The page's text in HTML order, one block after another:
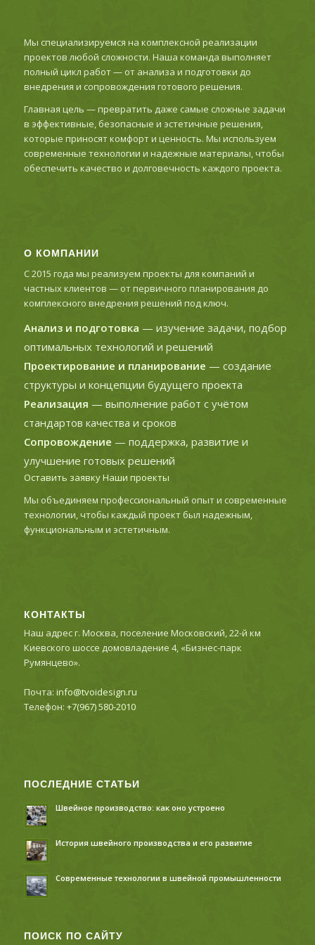
Мы специализируемся на комплексной реализации
проектов любой сложности. Наша команда выполняет
полный цикл работ — от анализа и подготовки до
внедрения и сопровождения готового решения.
Главная цель — превратить даже самые сложные задачи
в эффективные, безопасные и эстетичные решения,
которые приносят комфорт и ценность. Мы используем
современные технологии и надежные материалы, чтобы
обеспечить качество и долговечность каждого проекта.
О КОМПАНИИ
С 2015 года мы реализуем проекты для компаний и
частных клиентов — от первичного планирования до
комплексного внедрения решений под ключ.
Анализ и подготовка — изучение задачи, подбор
оптимальных технологий и решений
Проектирование и планирование — создание
структуры и концепции будущего проекта
Реализация — выполнение работ с учётом
стандартов качества и сроков
Сопровождение — поддержка, развитие и
улучшение готовых решений
Оставить заявкуНаши проекты
Мы объединяем профессиональный опыт и современные
технологии, чтобы каждый проект был надежным,
функциональным и эстетичным.
КОНТАКТЫ
Наш адрес г. Москва, поселение Московский, 22-й км
Киевского шоссе домовладение 4, «Бизнес-парк
Румянцево».
Почта: info@tvoidesign.ru
Телефон: +7(967) 580-2010
ПОСЛЕДНИЕ СТАТЬИ
Швейное производство: как оно устроено
История швейного производства и его развитие
Современные технологии в швейной промышленности
ПОИСК ПО САЙТУ